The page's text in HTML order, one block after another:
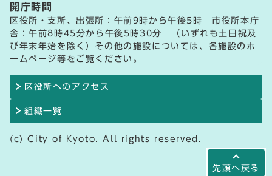
先頭へ戻る
開庁時間
区役所・支所、出張所：午前9時から午後5時 市役所本庁
舎：午前8時45分から午後5時30分 （いずれも土日祝及
び年末年始を除く）その他の施設については、各施設のホ
ームページ等をご覧ください。
区役所へのアクセス
組織一覧
(c) City of Kyoto. All rights reserved.